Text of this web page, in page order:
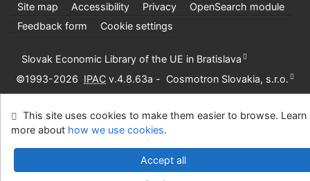
Site map Accessibility Privacy
OpenSearch module
Feedback form
Cookie settings
Slovak Economic Library of the UE in Bratislava
©1993-2026 IPAC v.4.8.63a - Cosmotron Slovakia, s.r.o.
This site uses cookies to make them easier to browse. Learn
more about how we use cookies.
Accept all